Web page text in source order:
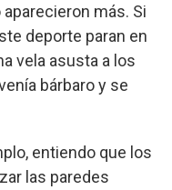
más. Si
deporte paran en
vela asusta a los
bárbaro y se
entiendo que los
las paredes